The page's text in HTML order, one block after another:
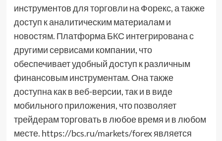
инструментов для торговли на Форекс, а также
доступ к аналитическим материалам и
новостям. Платформа БКС интегрирована с
другими сервисами компании, что
обеспечивает удобный доступ к различным
финансовым инструментам. Она также
доступна как в веб-версии, так и в виде
мобильного приложения, что позволяет
трейдерам торговать в любое время и в любом
месте. https://bcs.ru/markets/forex является